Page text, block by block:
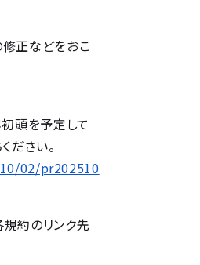
正などをおこ
頭を予定して
ださい。
02/pr202510
約のリンク先